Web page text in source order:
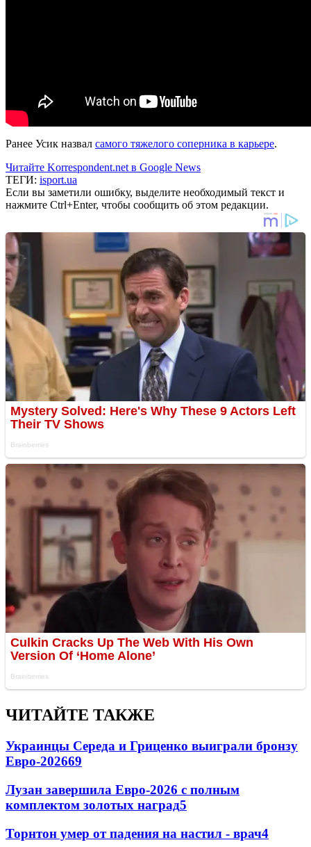
Ранее Усик назвал самого тяжелого соперника в карьере.
Читайте Korrespondent.net в Google News
ТЕГИ: isport.ua
Если вы заметили ошибку, выделите необходимый текст и
нажмите Ctrl+Enter, чтобы сообщить об этом редакции.
ЧИТАЙТЕ ТАКЖЕ
Украинцы Середа и Гриценко выиграли бронзу
Евро-202669
Лузан завершила Евро-2026 с полным
комплектом золотых наград5
Торнтон умер от падения на настил - врач4